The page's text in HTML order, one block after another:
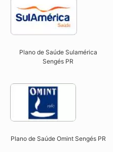
Plano de Saúde Sulamérica
Sengés PR
Plano de Saúde Omint Sengés PR​